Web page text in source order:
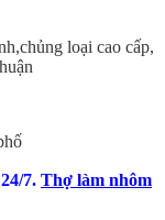
loại cao cấp,
7. Thợ làm nhôm